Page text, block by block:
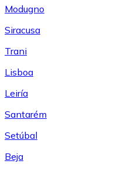
Modugno
Siracusa
Trani
Lisboa
Leiría
Santarém
Setúbal
Beja